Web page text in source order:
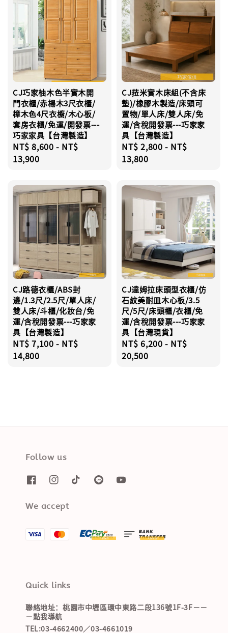
CJ巧家柚木色半實木開
門衣櫃/赤楊木3尺衣櫃/
樟木色4尺衣櫥/木心板/
套房衣櫃/免運/開發票---
巧家家具【台灣製造】
Regular
price
NT$ 8,600 - NT$
13,900
CJ菈米實木床組(不含床
墊)/橡膠木製造/床頭可
置物/單人床/雙人床/免
運/含稅開發票---巧家家
具【台灣製造】
Regular
price
NT$ 2,800 - NT$
13,800
CJ路德衣櫃/ABS封
邊/1.3尺/2.5尺/單人床/
雙人床/斗櫃/化妝台/免
運/含稅開發票---巧家家
具【台灣製造】
Regular
price
NT$ 7,100 - NT$
14,800
CJ達姆拉床頭型衣櫃/仿
石紋美耐皿木心板/3.5
尺/5尺/床頭櫃/衣櫃/免
運/含稅開發票---巧家家
具【台灣現貨】
Regular
price
NT$ 6,200 - NT$
20,500
Follow us
We accept
Quick links
聯絡地址：桃園市中壢區環中東路二段136號1F-3F－－
－點我導航
TEL:03-4662400／03-4661019